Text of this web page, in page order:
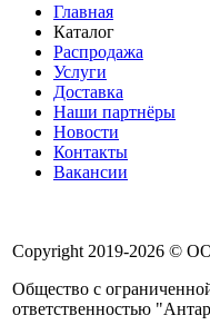
Главная
Каталог
Распродажа
Услуги
Доставка
Наши партнёры
Новости
Контакты
Вакансии
Copyright 2019-2026 ©
Общество с
ответственностью